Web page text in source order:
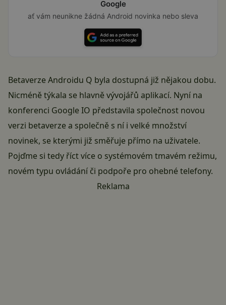
Google
ať vám neunikne žádná Android novinka nebo sleva
BetaverzeAndroidu Q byla dostupná již nějakou dobu.
Nicméně týkala se hlavně vývojářů aplikací. Nyní na
konferenci Google IO představila společnost novou
verzi betaverze a společně s ní i velké množství
novinek, se kterými již směřuje přímo na uživatele.
Pojďme si tedy říct více o systémovém tmavém režimu,
novém typu ovládání či podpoře pro ohebné telefony.
Reklama